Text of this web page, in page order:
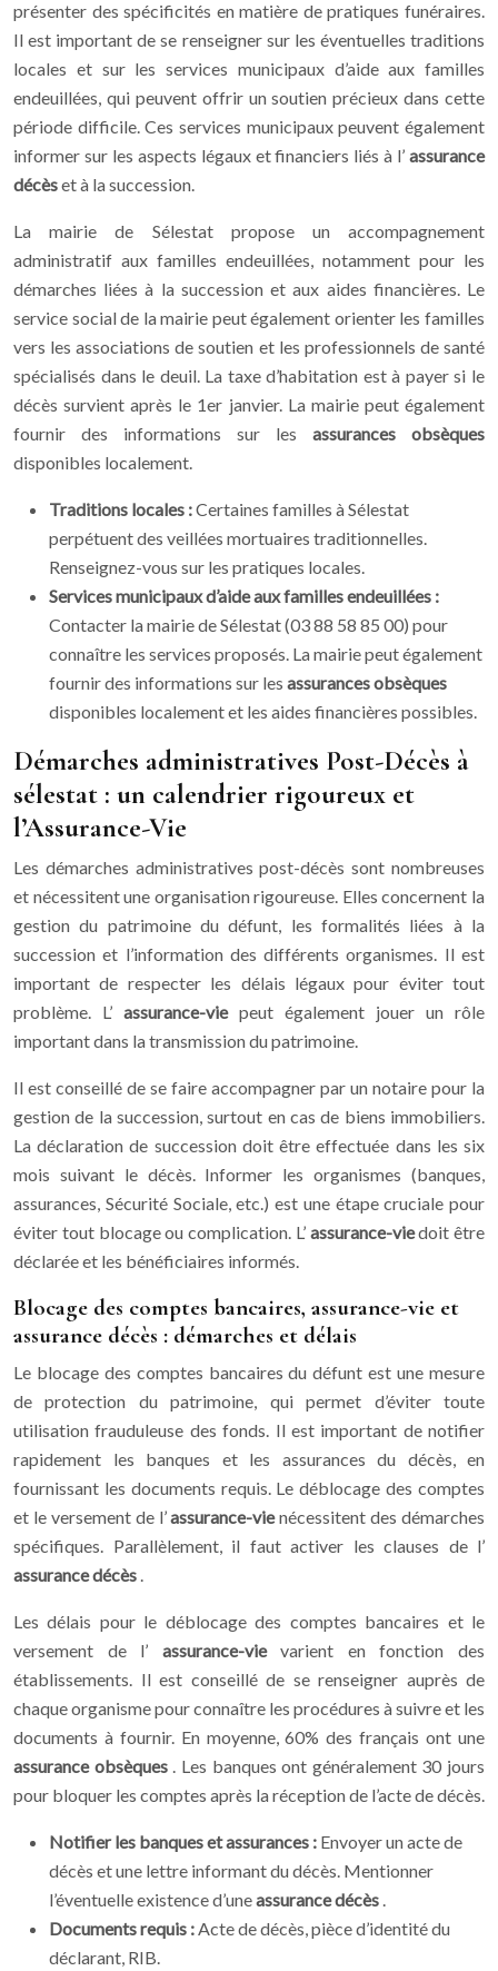
présenter des spécificités en matière de pratiques funéraires.
Il est important de se renseigner sur les éventuelles traditions
locales et sur les services municipaux d’aide aux familles
endeuillées, qui peuvent offrir un soutien précieux dans cette
période difficile. Ces services municipaux peuvent également
informer sur les aspects légaux et financiers liés à l’ assurance
décèset à la succession.
La mairie de Sélestat propose un accompagnement
administratif aux familles endeuillées, notamment pour les
démarches liées à la succession et aux aides financières. Le
service social de la mairie peut également orienter les familles
vers les associations de soutien et les professionnels de santé
spécialisés dans le deuil. La taxe d’habitation est à payer si le
décès survient après le 1er janvier. La mairie peut également
fournir des informations sur les assurances obsèques
disponibles localement.
Traditions locales :Certaines familles à Sélestat
perpétuent des veillées mortuaires traditionnelles.
Renseignez-vous sur les pratiques locales.
Services municipaux d’aide aux familles endeuillées :
Contacter la mairie de Sélestat (03 88 58 85 00) pour
connaître les services proposés. La mairie peut également
fournir des informations sur les assurances obsèques
disponibles localement et les aides financières possibles.
Démarches administratives Post-Décès à
sélestat : un calendrier rigoureux et
l’Assurance-Vie
Les démarches administratives post-décès sont nombreuses
et nécessitent une organisation rigoureuse. Elles concernent la
gestion du patrimoine du défunt, les formalités liées à la
succession et l’information des différents organismes. Il est
important de respecter les délais légaux pour éviter tout
problème. L’ assurance-vie peut également jouer un rôle
important dans la transmission du patrimoine.
Il est conseillé de se faire accompagner par un notaire pour la
gestion de la succession, surtout en cas de biens immobiliers.
La déclaration de succession doit être effectuée dans les six
mois suivant le décès. Informer les organismes (banques,
assurances, Sécurité Sociale, etc.) est une étape cruciale pour
éviter tout blocage ou complication. L’ assurance-viedoit être
déclarée et les bénéficiaires informés.
Blocage des comptes bancaires, assurance-vie et
assurance décès : démarches et délais
Le blocage des comptes bancaires du défunt est une mesure
de protection du patrimoine, qui permet d’éviter toute
utilisation frauduleuse des fonds. Il est important de notifier
rapidement les banques et les assurances du décès, en
fournissant les documents requis. Le déblocage des comptes
et le versement de l’assurance-vienécessitent des démarches
spécifiques. Parallèlement, il faut activer les clauses de l’
assurance décès .
Les délais pour le déblocage des comptes bancaires et le
versement de l’ assurance-vievarient en fonction des
établissements. Il est conseillé de se renseigner auprès de
chaque organisme pour connaître les procédures à suivre et les
documents à fournir. En moyenne, 60% des français ont une
assurance obsèques . Les banques ont généralement 30 jours
pour bloquer les comptes après la réception de l’acte de décès.
Notifier les banques et assurances : Envoyer un acte de
décès et une lettre informant du décès. Mentionner
l’éventuelle existence d’uneassurance décès .
Documents requis :Acte de décès, pièce d’identité du
déclarant, RIB.